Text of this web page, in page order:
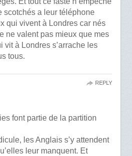
scotchés a leur téléphone
qui vivent à Londres car nés
ne valent pas mieux que mes
à Londres s’arrache les
tous.
font partie de la partition
les Anglais s’y attendent
leur manquent. Et
REPLY